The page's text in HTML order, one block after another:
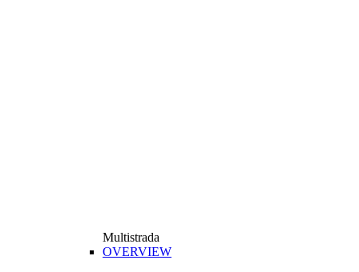
Multistrada
OVERVIEW